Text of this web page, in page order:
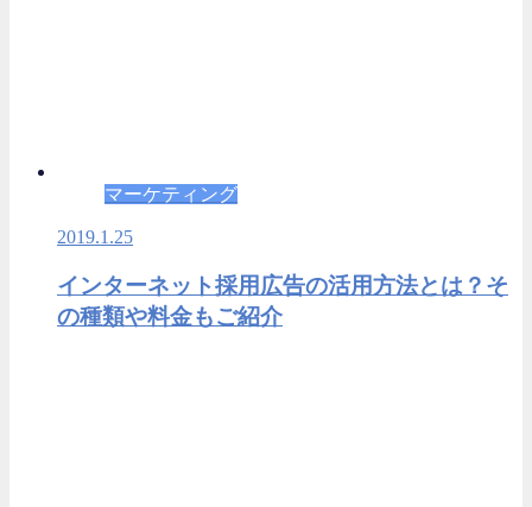
マーケティング
2019.1.25
インターネット採用広告の活用方法とは？そ
の種類や料金もご紹介